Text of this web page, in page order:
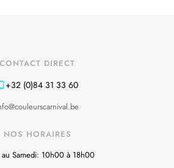
CONTACT DIRECT
+32 (0)84 31 33 60
NOS HORAIRES
Samedi: 10h00 à 18h00